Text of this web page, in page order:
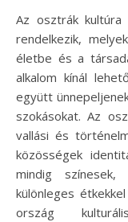
Az osztrák kultúra gazdag és sokszínű hagyományokkal
rendelkezik,
életbe és a
alkalom kínál
együtt
szokásokat. Az
vallási és
közösségek
mindig
különleges
ország